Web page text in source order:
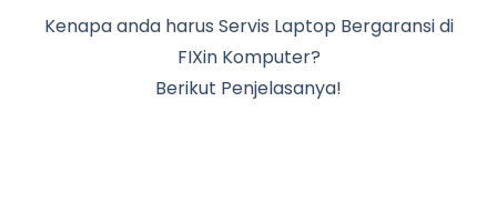
Kenapa anda harus Servis Laptop Bergaransi di
FIXin Komputer?
Berikut Penjelasanya!